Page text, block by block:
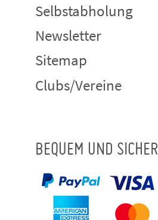
Selbstabholung
Newsletter
Sitemap
Clubs/Vereine
BEQUEM UND SICHER